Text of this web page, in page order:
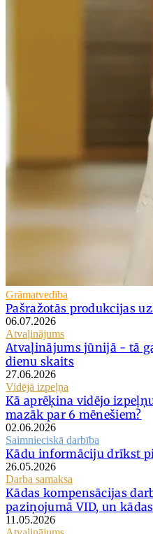
Grāmatvedība
Pašražotās produkcijas
06.07.2026
Atvaļinājums
Atvaļinājums jūnijā - tā
dienu skaits
27.06.2026
Vidējā izpeļņa
Kā aprēķina vidējo
mazāk par 6 mēnešiem?
02.06.2026
Saimnieciskā darbība
Kādu informāciju drīkst
26.05.2026
Darba samaksa
Kādas kompensācijas
paziņojumā VID, un
11.05.2026